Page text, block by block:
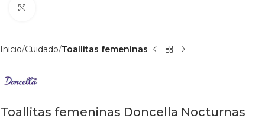
Inicio Cuidado Toallitas femeninas
Toallitas femeninas Doncella Nocturnas